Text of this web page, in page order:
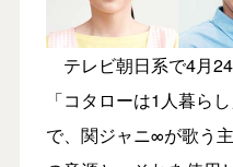
テレビ朝日系で4月
「コタローは1人暮ら
で、関ジャニ∞が歌う